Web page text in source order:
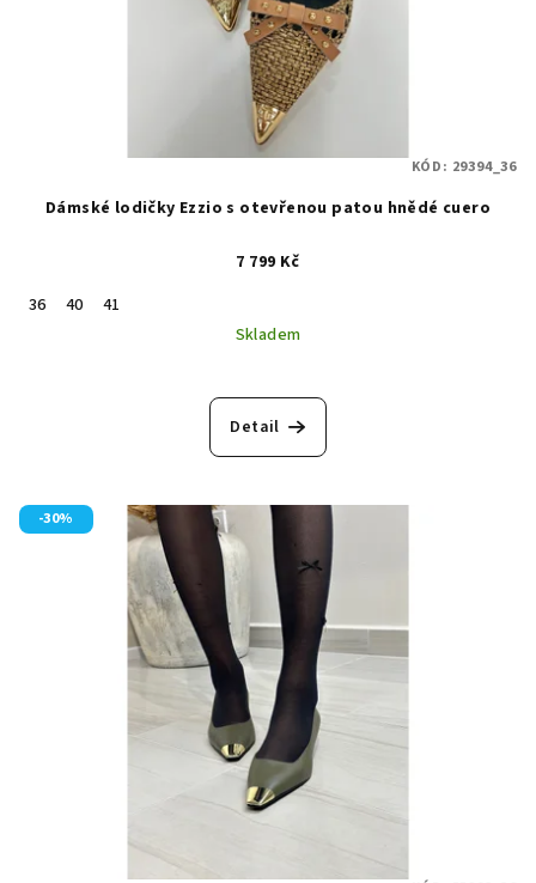
Dámské lodičky Ezzio s otevřenou patou hnědé cuero
7 799 Kč
36
40
41
Skladem
Detail
KÓD: 29394_36
-30%